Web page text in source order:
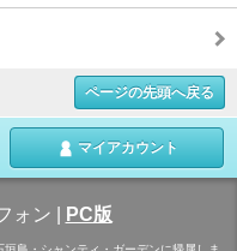
ページの先頭へ戻る
マイアカウント
ォン PC版